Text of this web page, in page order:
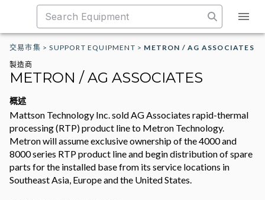
交易市集 >SUPPORT EQUIPMENT > METRON / AG ASSOCIATES
製造商
METRON / AG ASSOCIATES
概述
Mattson Technology Inc. sold AG Associates rapid-thermal
processing (RTP) product line to Metron Technology.
Metron will assume exclusive ownership of the 4000 and
8000 series RTP product line and begin distribution of spare
parts for the installed base from its service locations in
Southeast Asia, Europe and the United States.